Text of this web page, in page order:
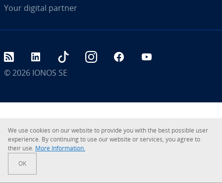
Your digital partner
© 2026 IONOS SE
RSS LinkedIn tiktok InstagramFacebook
We use cookies on our website to provide you with the best possible user
expe­ri­en­ce. By con­ti­nu­ing to use our website or services, you agree to
their use. More In­for­ma­ti­on.
OK